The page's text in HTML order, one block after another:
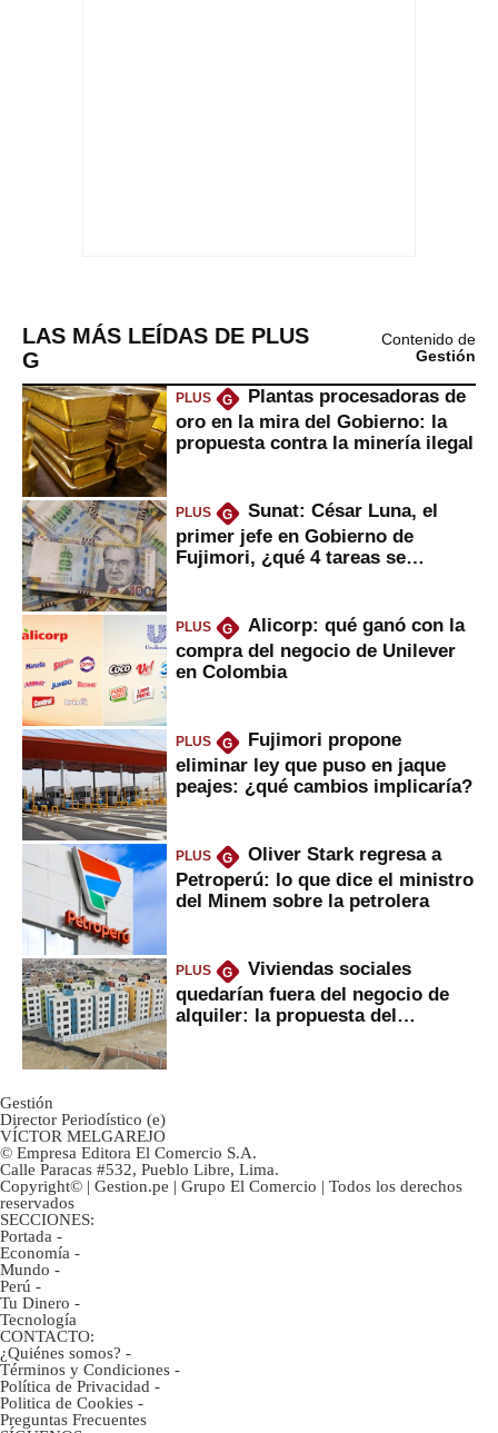
LAS MÁS LEÍDAS DE PLUS
G
Contenido de
Gestión
PLUS G
Plantas procesadoras de
oro en la mira del Gobierno: la
propuesta contra la minería ilegal
PLUS G
Sunat: César Luna, el
primer jefe en Gobierno de
Fujimori, ¿qué 4 tareas se
PLUS G
Alicorp: qué ganó con la
compra del negocio de Unilever
en Colombia
PLUS G
Fujimori propone
eliminar ley que puso en jaque
peajes: ¿qué cambios implicaría?
PLUS G
Oliver Stark regresa a
Petroperú: lo que dice el ministro
del Minem sobre la petrolera
PLUS G
Viviendas sociales
quedarían fuera del negocio de
alquiler: la propuesta del
Gestión
Director Periodístico (e)
VÍCTOR MELGAREJO
© Empresa Editora El Comercio S.A.
Calle Paracas #532, Pueblo Libre, Lima.
Copyright© | Gestion.pe | Grupo El Comercio | Todos los derechos
reservados
SECCIONES:
Portada -
Economía -
Mundo -
Perú -
Tu Dinero -
Tecnología
CONTACTO:
¿Quiénes somos? -
Términos y Condiciones -
Política de Privacidad -
Politica de Cookies -
Preguntas Frecuentes